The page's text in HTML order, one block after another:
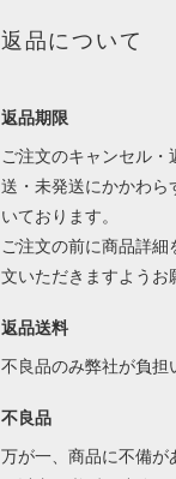
返品について
返品期限
ご注文のキャンセル・
送・未発送にかかわら
いております。
ご注文の前に商品詳細
文いただきますようお
返品送料
不良品のみ弊社が負担
不良品
万が一、商品に不備が